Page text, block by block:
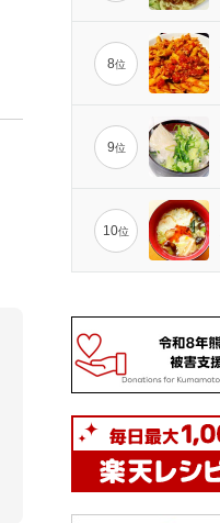
8位
9位
10位